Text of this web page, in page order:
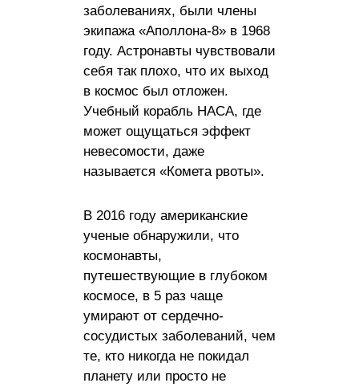
заболеваниях, были члены
экипажа «Аполлона-8» в 1968
году. Астронавты чувствовали
себя так плохо, что их выход
в космос был отложен.
Учебный корабль НАСА, где
может ощущаться эффект
невесомости, даже
называется «Комета рвоты».
В 2016 году американские
ученые обнаружили, что
космонавты,
путешествующие в глубоком
космосе, в 5 раз чаще
умирают от сердечно-
сосудистых заболеваний, чем
те, кто никогда не покидал
планету или просто не